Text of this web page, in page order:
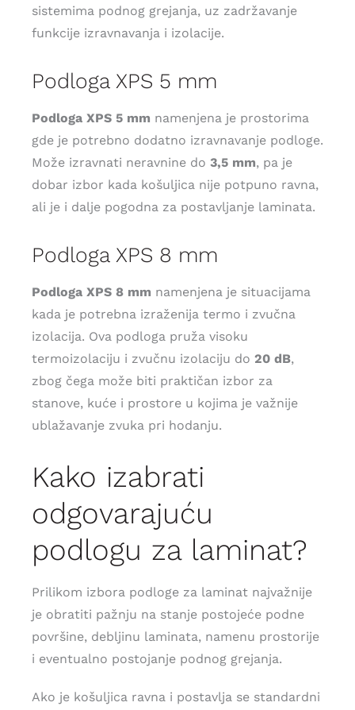
sistemima podnog grejanja, uz zadržavanje
funkcije izravnavanja i izolacije.
Podloga XPS 5 mm
Podloga XPS 5 mm namenjena je prostorima
gde je potrebno dodatno izravnavanje podloge.
Može izravnati neravnine do 3,5 mm, pa je
dobar izbor kada košuljica nije potpuno ravna,
ali je i dalje pogodna za postavljanje laminata.
Podloga XPS 8 mm
Podloga XPS 8 mm namenjena je situacijama
kada je potrebna izraženija termo i zvučna
izolacija. Ova podloga pruža visoku
termoizolaciju i zvučnu izolaciju do 20 dB,
zbog čega može biti praktičan izbor za
stanove, kuće i prostore u kojima je važnije
ublažavanje zvuka pri hodanju.
Kako izabrati
odgovarajuću
podlogu za laminat?
Prilikom izbora podloge za laminat najvažnije
je obratiti pažnju na stanje postojeće podne
površine, debljinu laminata, namenu prostorije
i eventualno postojanje podnog grejanja.
Ako je košuljica ravna i postavlja se standardni